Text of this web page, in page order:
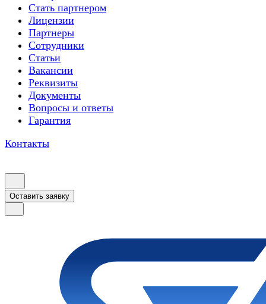
Стать партнером
Лицензии
Партнеры
Сотрудники
Статьи
Вакансии
Реквизиты
Документы
Вопросы и ответы
Гарантия
Контакты
Оставить заявку